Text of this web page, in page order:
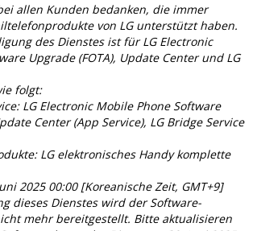
allen Kunden bedanken, die immer
von LG unterstützt haben.
des Dienstes ist für LG Electronic
Upgrade (FOTA), Update Center und LG
folgt:
LG Electronic Mobile Phone Software
Center (App Service), LG Bridge Service
LG elektronisches Handy komplette
2025 00:00 [Koreanische Zeit, GMT+9]
dieses Dienstes wird der Software-
mehr bereitgestellt. Bitte aktualisieren